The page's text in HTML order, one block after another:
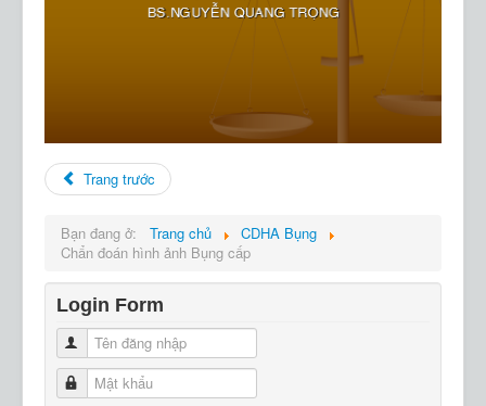
Trang trước
Bạn đang ở: Trang chủ
CDHA Bụng
Chẩn đoán hình ảnh Bụng cấp
Login Form
Tên đăng nhập
Mật khẩu